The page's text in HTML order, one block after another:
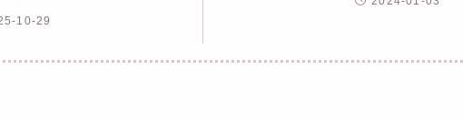
10-29